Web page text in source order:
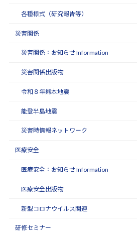
各種様式（研究報告等）
災害関係
災害関係：お知らせ Information
災害関係出版物
令和８年熊本地震
能登半島地震
災害時情報ネットワーク
医療安全
医療安全：お知らせ Information
医療安全出版物
新型コロナウイルス関連
研修セミナー